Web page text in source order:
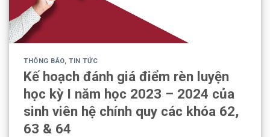
THÔNG BÁO,TIN TỨC
Kế hoạch đánh giá điểm rèn luyện
học kỳ I năm học 2023 – 2024 của
sinh viên hệ chính quy các khóa 62,
63 & 64